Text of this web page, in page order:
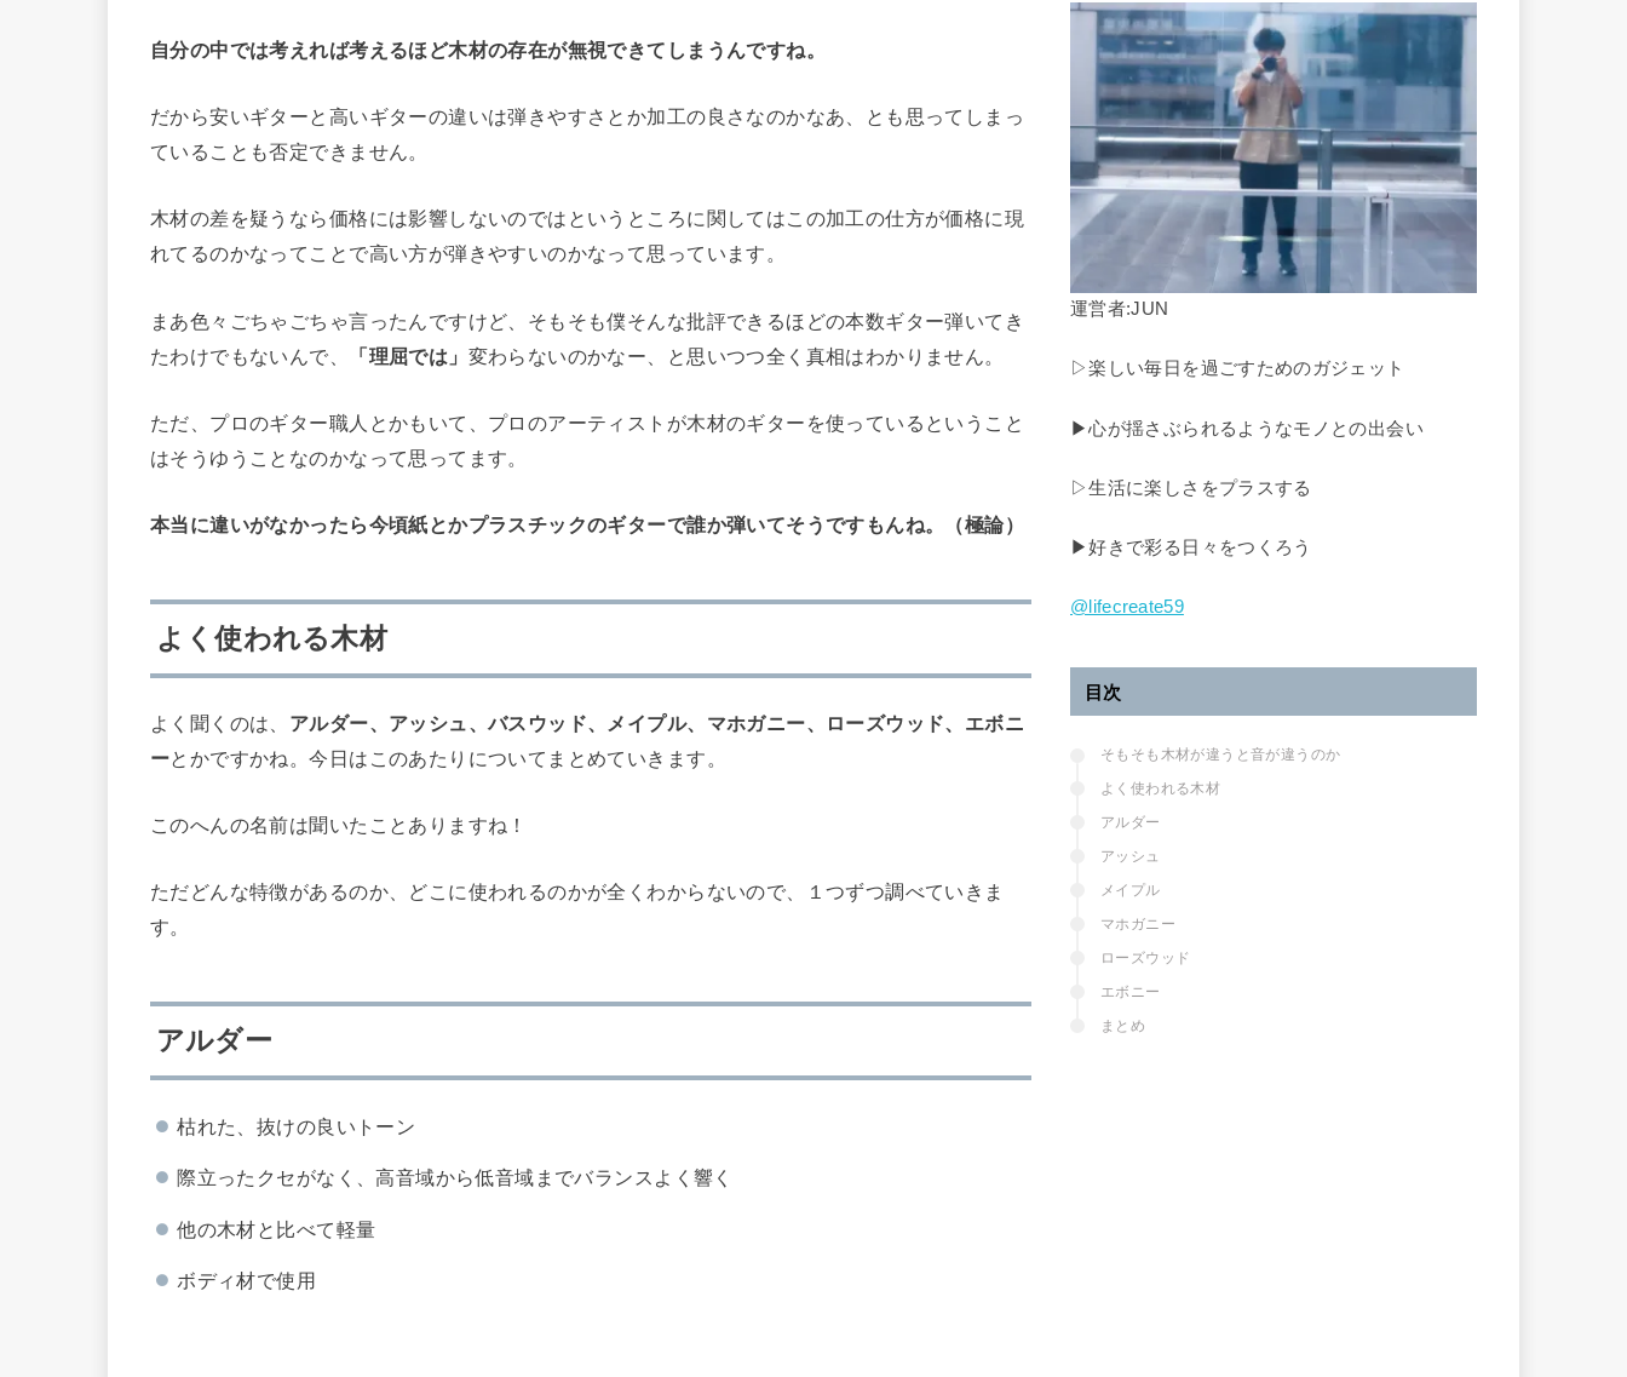
自分の中では考えれば考えるほど木材の存在が無視できてしまうんですね。
だから安いギターと高いギターの違いは弾きやすさとか加工の良さなのかなあ、とも思ってしまっ
ていることも否定できません。
木材の差を疑うなら価格には影響しないのではというところに関してはこの加工の仕方が価格に現
れてるのかなってことで高い方が弾きやすいのかなって思っています。
まあ色々ごちゃごちゃ言ったんですけど、そもそも僕そんな批評できるほどの本数ギター弾いてき
たわけでもないんで、
「理屈では」 変わらないのかなー、と思いつつ全く真相はわかりません。
ただ、プロのギター職人とかもいて、プロのアーティストが木材のギターを使っているということ
はそうゆうことなのかなって思ってます。
本当に違いがなかったら今頃紙とかプラスチックのギターで誰か弾いてそうですもんね。（極論）
よく使われる木材
よく聞くのは、 アルダー、アッシュ、バスウッド、メイプル、マホガニー、ローズウッド、エボニ
ーとかですかね。今日はこのあたりについてまとめていきます。
このへんの名前は聞いたことありますね！
ただどんな特徴があるのか、どこに使われるのかが全くわからないので、１つずつ調べていきま
す。
アルダー
枯れた、抜けの良いトーン
際立ったクセがなく、高音域から低音域までバランスよく響く
他の木材と比べて軽量
ボディ材で使用
運営者:JUN
▷楽しい毎日を過ごすためのガジェット
▶︎心が揺さぶられるようなモノとの出会い
▷生活に楽しさをプラスする
▶︎好きで彩る日々をつくろう
@lifecreate59
目次
そもそも木材が違うと音が違うのか
よく使われる木材
アルダー
アッシュ
メイプル
マホガニー
ローズウッド
エボニー
まとめ